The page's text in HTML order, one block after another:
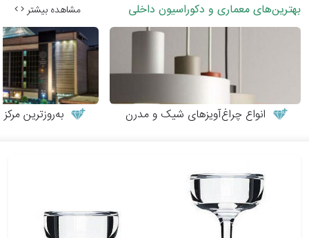
بهترین‌های معماری و دکوراسیون داخلی مشاهده بیشتر
انواع چراغ‌آویزهای شیک و مدرن به‌روزترین مرکز